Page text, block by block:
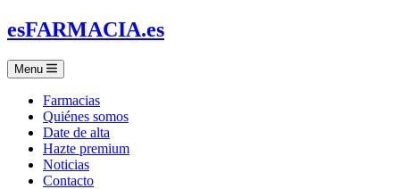
esFARMACIA.es
Menu
Farmacias
Quiénes somos
Date de alta
Hazte premium
Noticias
Contacto